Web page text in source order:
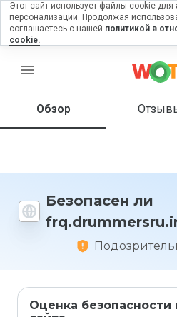
menu
Обзор
Безопасен ли
Оценка безопасности
отзыв
Как бы
этот
1 до 5?
Этот сайт использует файлы cookie для
персонализации. Продолжая
соглашаетесь с нашей политикой в
cookie.